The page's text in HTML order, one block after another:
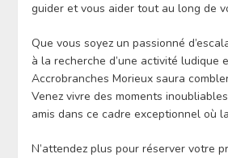
guider et vous aider tout au long de
Que vous soyez un passionné
à la recherche d’une activité ludique
Accrobranches Morieux saura
Venez vivre des moments
amis dans ce cadre exceptionnel où
N’attendez plus pour réserver votre